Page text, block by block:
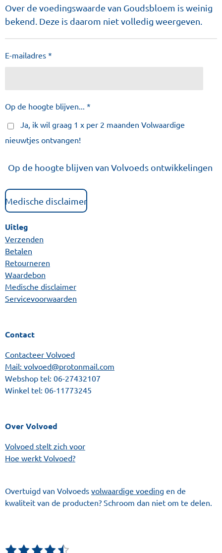
Over de voedingswaarde van Goudsbloem is weinig
bekend. Deze is daarom niet volledig weergeven.
E-mailadres *
Op de hoogte blijven... *
Ja, ik wil graag 1 x per 2 maanden Volwaardige
nieuwtjes ontvangen!
Op de hoogte blijven van Volvoeds ontwikkelingen
Medische disclaimer
Uitleg
Verzenden
Betalen
Retourneren
Waardebon
Medische disclaimer
Servicevoorwaarden
Contact
Contacteer Volvoed
Mail: volvoed@protonmail.com
Webshop tel: 06-27432107
Winkel tel: 06-11773245
Over Volvoed
Volvoed stelt zich voor
Hoe werkt Volvoed?
Overtuigd van Volvoeds volwaardige voeding en de
kwaliteit van de producten? Schroom dan niet om te delen.
R
1 2 3 4 5 S